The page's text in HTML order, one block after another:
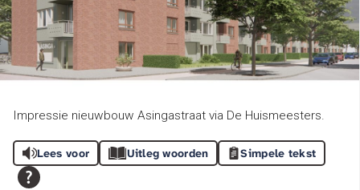
Impressie nieuwbouw Asingastraat via De Huismeesters.
Lees voor Uitleg woorden Simpele tekst